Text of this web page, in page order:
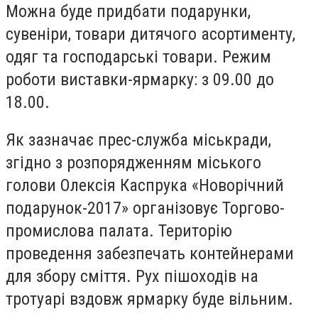
Можна буде придбати подарунки,
сувеніри, товари дитячого асортименту,
одяг та господарські товари. Режим
роботи виставки-ярмарку: з 09.00 до
18.00.
Як зазначає прес-служба міськради,
згідно з розпорядженням міського
голови Олексія Каспрука «Новорічний
подарунок-2017» організовує Торгово-
промислова палата. Територію
проведення забезпечать контейнерами
для збору сміття. Рух пішоходів на
тротуарі вздовж ярмарку буде вільним.